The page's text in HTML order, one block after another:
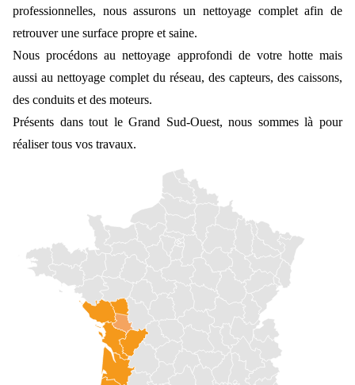
professionnelles, nous assurons un nettoyage complet afin de
retrouver une surface propre et saine.
Nous procédons au nettoyage approfondi de votre hotte mais
aussi au nettoyage complet du réseau, des capteurs, des caissons,
des conduits et des moteurs.
Présents dans tout le Grand Sud-Ouest, nous sommes là pour
réaliser tous vos travaux.